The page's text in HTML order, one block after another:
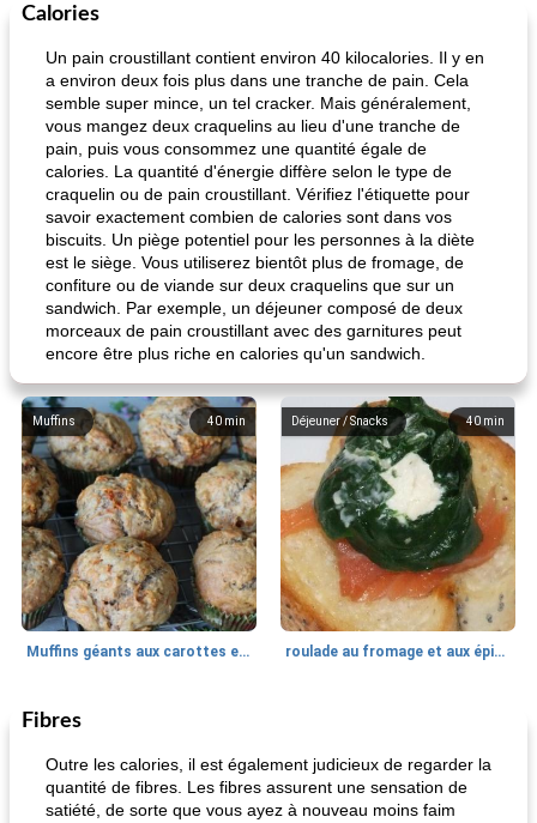
Calories
Un pain croustillant contient environ 40 kilocalories. Il y en
a environ deux fois plus dans une tranche de pain. Cela
semble super mince, un tel cracker. Mais généralement,
vous mangez deux craquelins au lieu d'une tranche de
pain, puis vous consommez une quantité égale de
calories. La quantité d'énergie diffère selon le type de
craquelin ou de pain croustillant. Vérifiez l'étiquette pour
savoir exactement combien de calories sont dans vos
biscuits. Un piège potentiel pour les personnes à la diète
est le siège. Vous utiliserez bientôt plus de fromage, de
confiture ou de viande sur deux craquelins que sur un
sandwich. Par exemple, un déjeuner composé de deux
morceaux de pain croustillant avec des garnitures peut
encore être plus riche en calories qu'un sandwich.
40 min
Muffins
Muffins géants aux carottes et à la banane de Nif
40 min
Déjeuner / Snacks
roulade au fromage et aux épinards
Marques de confiance: recettes et
Fibres
Outre les calories, il est également judicieux de regarder la
quantité de fibres. Les fibres assurent une sensation de
satiété, de sorte que vous ayez à nouveau moins faim